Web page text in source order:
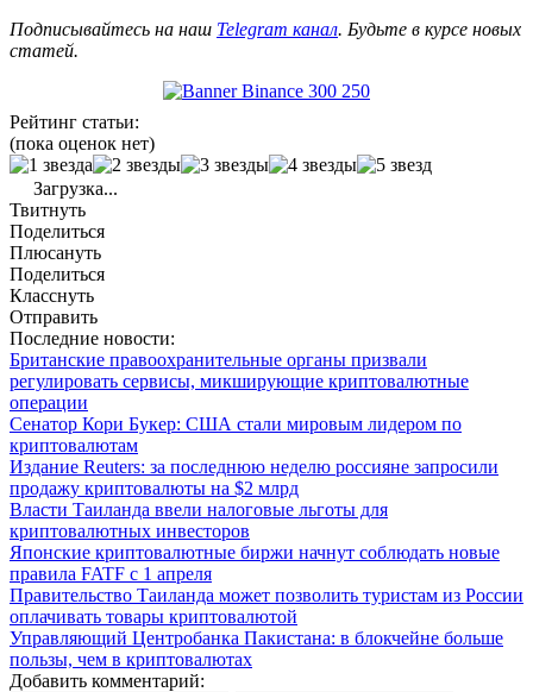
Подписывайтесь на наш Telegram канал. Будьте в курсе новых
статей.
Рейтинг статьи:
(пока оценок нет)
Загрузка...
Твитнуть
Поделиться
Плюсануть
Поделиться
Класснуть
Отправить
Последние новости:
Британские правоохранительные органы призвали
регулировать сервисы, микширующие криптовалютные
операции
Сенатор Кори Букер: США стали мировым лидером по
криптовалютам
Издание Reuters: за последнюю неделю россияне запросили
продажу криптовалюты на $2 млрд
Власти Таиланда ввели налоговые льготы для
криптовалютных инвесторов
Японские криптовалютные биржи начнут соблюдать новые
правила FATF с 1 апреля
Правительство Таиланда может позволить туристам из России
оплачивать товары криптовалютой
Управляющий Центробанка Пакистана: в блокчейне больше
пользы, чем в криптовалютах
Добавить комментарий: